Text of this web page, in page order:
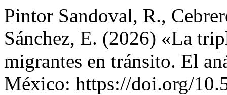
Pintor Sandoval, R.,
Sánchez, E. (2026) «La
migrantes en tránsito. El
México: https://doi.org/